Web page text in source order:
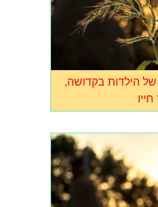
של הילדות בקדושה,